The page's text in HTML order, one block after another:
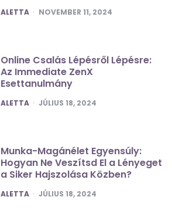
POSTED
ALETTA NOVEMBER 11, 2024
Online Csalás Lépésről Lépésre:
Az Immediate ZenX
Esettanulmány
POSTED
ALETTA JÚLIUS 18, 2024
Munka-Magánélet Egyensúly:
Hogyan Ne Veszítsd El a Lényeget
a Siker Hajszolása Közben?
POSTED
ALETTA JÚLIUS 18, 2024